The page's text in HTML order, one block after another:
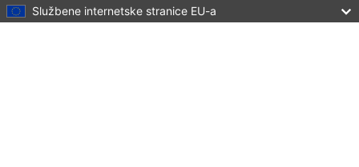
Službene internetske stranice EU-a